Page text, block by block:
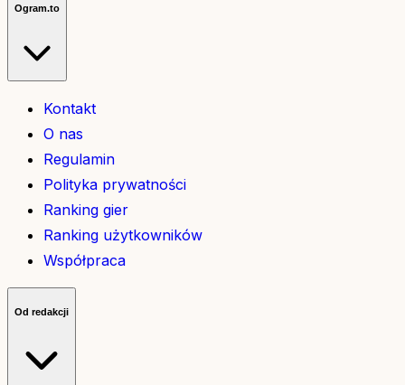
Ogram.to
Kontakt
O nas
Regulamin
Polityka prywatności
Ranking gier
Ranking użytkowników
Współpraca
Od redakcji